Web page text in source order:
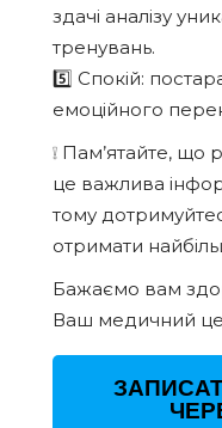
здачі аналізу
тренувань.
5️⃣ Спокій:
емоційного
❕ Пам’ятайте, що
це важлива
тому
отримати
Бажаємо вам
Ваш медичний